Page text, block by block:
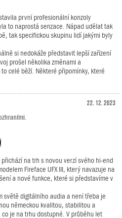
první profesionální konzoly
to naprostá senzace. Nápad udělat tak
tak specifickou skupinu lidí jakými byly
si nedokáže představit lepší zařízení
prošel několika změnami a
celé běží. Některé připomínky, které
22. 12. 2023
na trh s novou verzí svého hi-end
Fireface UFX III, který navazuje na
a nové funkce, které si představíme v
světě digitálního audia a není třeba je
německou kvalitou, stabilitou a
je na trhu dostupné. V průběhu let